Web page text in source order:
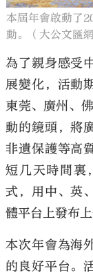
本屆年會啟動了
動。（大公文匯
為了親身感受
展變化，活動
東莞、廣州、
動的鏡頭，將
非遺保護等高
短几天時間裏
式，用中、英
體平台上發布
本次年會為海
的良好平台。